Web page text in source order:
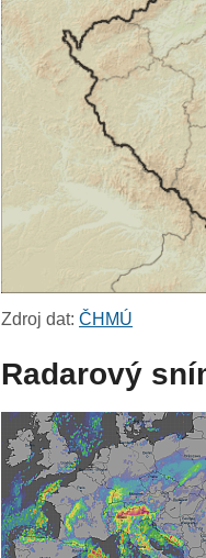
Zdroj dat:ČHMÚ
Radarový